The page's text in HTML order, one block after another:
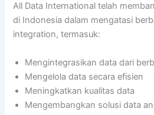
All Data International telah
di Indonesia dalam mengatasi
integration, termasuk:
Mengintegrasikan data dari
Mengelola data secara efisien
Meningkatkan kualitas data
Mengembangkan solusi data